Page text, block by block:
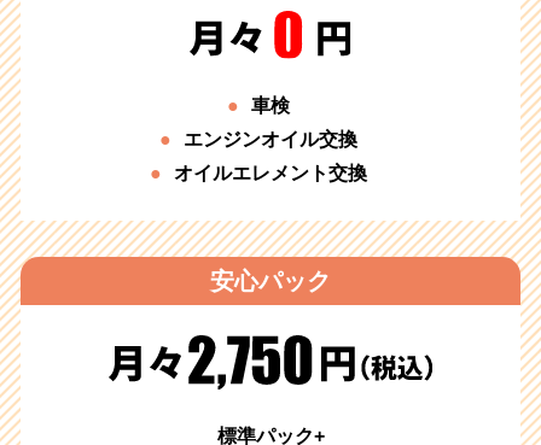
車検
エンジンオイル交換
オイルエレメント交換
安心パック
標準パック+